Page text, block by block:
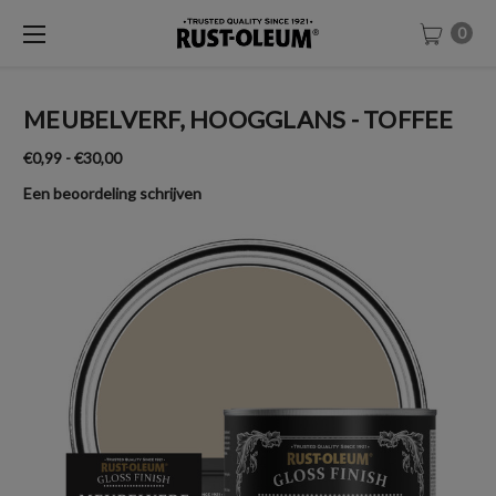
0
MEUBELVERF, HOOGGLANS - TOFFEE
€0,99 - €30,00
Een beoordeling schrijven